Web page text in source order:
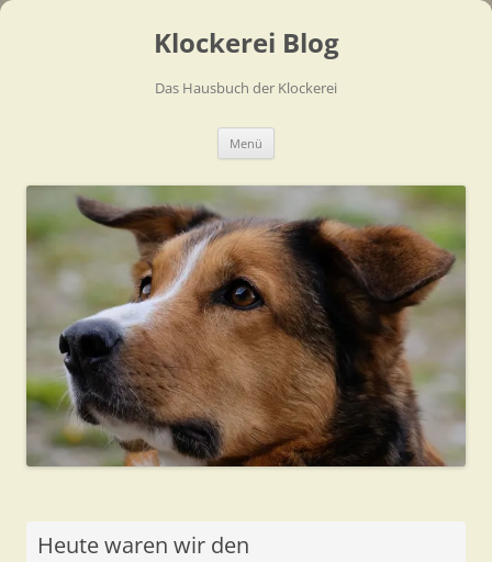
Klockerei Blog
Das Hausbuch der Klockerei
Menü
Heute waren wir den